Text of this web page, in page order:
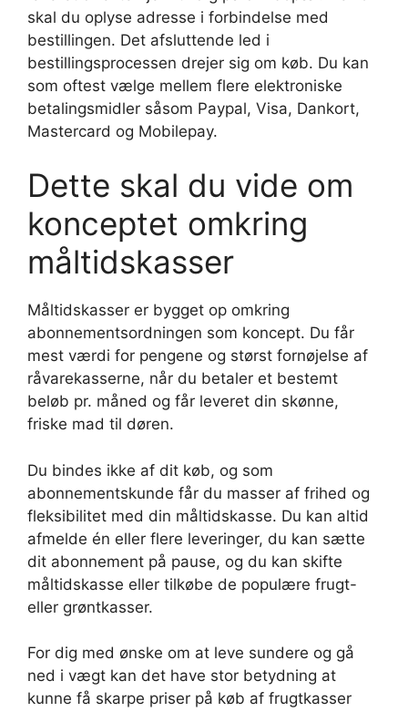
skal du oplyse adresse i forbindelse med
bestillingen. Det afsluttende led i
bestillingsprocessen drejer sig om køb. Du kan
som oftest vælge mellem flere elektroniske
betalingsmidler såsom Paypal, Visa, Dankort,
Mastercard og Mobilepay.
Dette skal du vide om
konceptet omkring
måltidskasser
Måltidskasser er bygget op omkring
abonnementsordningen som koncept. Du får
mest værdi for pengene og størst fornøjelse af
råvarekasserne, når du betaler et bestemt
beløb pr. måned og får leveret din skønne,
friske mad til døren.
Du bindes ikke af dit køb, og som
abonnementskunde får du masser af frihed og
fleksibilitet med din måltidskasse. Du kan altid
afmelde én eller flere leveringer, du kan sætte
dit abonnement på pause, og du kan skifte
måltidskasse eller tilkøbe de populære frugt-
eller grøntkasser.
For dig med ønske om at leve sundere og gå
ned i vægt kan det have stor betydning at
kunne få skarpe priser på køb af frugtkasser